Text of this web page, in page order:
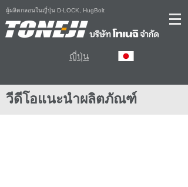
ผู้ผลิตกลอนในญี่ปุ่น D-LOCK, HugBolt
ญี่ปุ่น
วีดีโอแนะนำผลิตภัณฑ์